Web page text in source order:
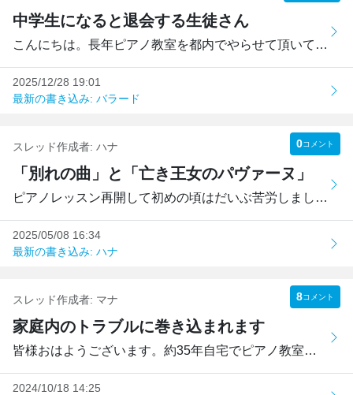
中学生になると退会する生徒さん
こんにちは。長年ピアノ教室を都内でやらせて頂いています。...
2025/12/28 19:01
最新の書き込み: バラード
スレッド作成者: ハナ 0コメント
「別れの曲」と「亡き王女のパヴァーヌ」
ピアノレッスン再開して初めの頃はだいぶ苦労しましたが、最...
2025/05/08 16:34
最新の書き込み: ハナ
スレッド作成者: マナ 8コメント
家庭内のトラブルに巻き込まれます
皆様おはようございます。約35年自宅でピアノ教室をやってい...
2024/10/18 14:25